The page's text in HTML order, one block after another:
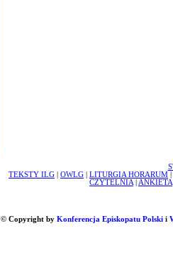
TEKSTY ILG
OWLG LITURGIA HORARUM
CZYTELNIA
ANKIETA
© Copyright by Konferencja Episkopatu Polskii